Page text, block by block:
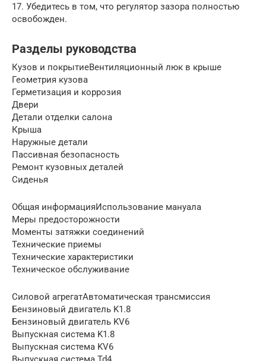
17. Убедитесь в том, что регулятор зазора полностью
освобожден.
Разделы руководства
Кузов и покрытиеВентиляционный люк в крыше
Геометрия кузова
Герметизация и коррозия
Двери
Детали отделки салона
Крыша
Наружные детали
Пассивная безопасность
Ремонт кузовных деталей
Сиденья
Общая информацияИспользование мануала
Меры предосторожности
Моменты затяжки соединений
Технические приемы
Технические характеристики
Техническое обслуживание
Силовой агрегатАвтоматическая трансмиссия
Бензиновый двигатель K1.8
Бензиновый двигатель KV6
Выпускная система K1.8
Выпускная система KV6